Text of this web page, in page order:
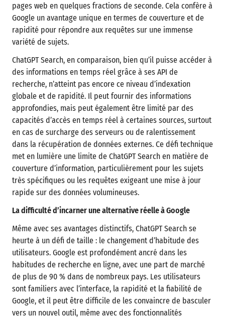
pages web en quelques fractions de seconde. Cela confère à
Google un avantage unique en termes de couverture et de
rapidité pour répondre aux requêtes sur une immense
variété de sujets.
ChatGPT Search, en comparaison, bien qu’il puisse accéder à
des informations en temps réel grâce à ses API de
recherche, n’atteint pas encore ce niveau d’indexation
globale et de rapidité. Il peut fournir des informations
approfondies, mais peut également être limité par des
capacités d’accès en temps réel à certaines sources, surtout
en cas de surcharge des serveurs ou de ralentissement
dans la récupération de données externes. Ce défi technique
met en lumière une limite de ChatGPT Search en matière de
couverture d’information, particulièrement pour les sujets
très spécifiques ou les requêtes exigeant une mise à jour
rapide sur des données volumineuses.
La difficulté d’incarner une alternative réelle à Google
Même avec ses avantages distinctifs, ChatGPT Search se
heurte à un défi de taille : le changement d’habitude des
utilisateurs. Google est profondément ancré dans les
habitudes de recherche en ligne, avec une part de marché
de plus de 90 % dans de nombreux pays. Les utilisateurs
sont familiers avec l’interface, la rapidité et la fiabilité de
Google, et il peut être difficile de les convaincre de basculer
vers un nouvel outil, même avec des fonctionnalités